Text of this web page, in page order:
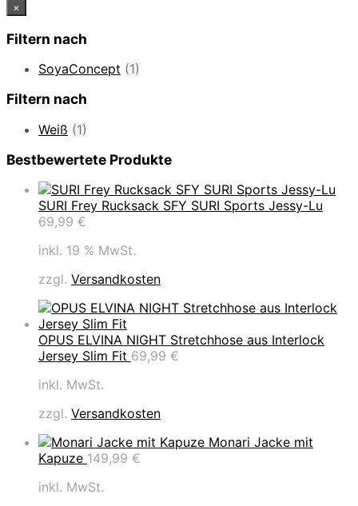
×
Filtern nach
SoyaConcept (1)
Filtern nach
Weiß (1)
Bestbewertete Produkte
SURI Frey Rucksack SFY SURI Sports Jessy-Lu
69,99 €
inkl. 19 % MwSt.
zzgl. Versandkosten
OPUS ELVINA NIGHT Stretchhose aus Interlock
Jersey Slim Fit 69,99 €
inkl. MwSt.
zzgl. Versandkosten
Monari Jacke mit
Kapuze 149,99 €
inkl. MwSt.